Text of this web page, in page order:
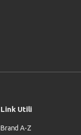
Link Utili
Brand A-Z